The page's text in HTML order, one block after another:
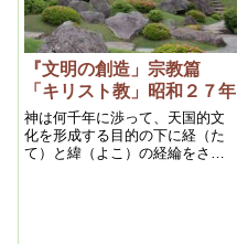
『文明の創造」宗教篇
「キリスト教」昭和２７年
神は何千年に渉って、天国的文
化を形成する目的の下に経（た
て）と緯（よこ）の経綸をされ